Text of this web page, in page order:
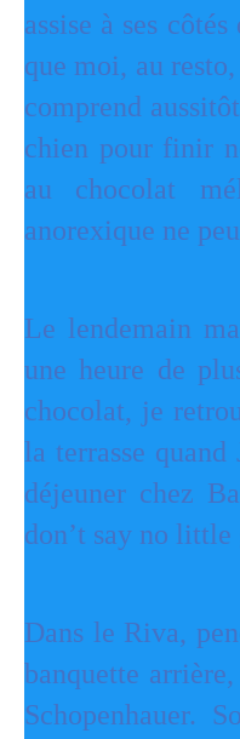
assise à ses
que moi, au
comprend
chien pour finir
au chocolat
anorexique ne
Le lendemain
une heure de
chocolat, je
la terrasse quand
déjeuner chez
don’t say no
Dans le Riva,
banquette
Schopenhauer.